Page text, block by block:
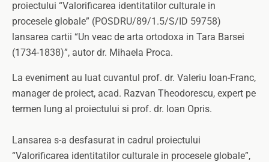
proiectului “Valorificarea identitatilor culturale in
procesele globale” (POSDRU/89/1.5/S/ID 59758)
lansarea cartii “Un veac de arta ortodoxa in Tara Barsei
(1734-1838)”, autor dr. Mihaela Proca.
La eveniment au luat cuvantul prof. dr. Valeriu Ioan-Franc,
manager de proiect, acad. Razvan Theodorescu, expert pe
termen lung al proiectului si prof. dr. Ioan Opris.
Lansarea s-a desfasurat in cadrul proiectului
“Valorificarea identitatilor culturale in procesele globale”,